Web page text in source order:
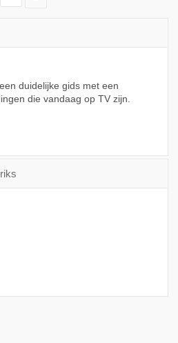
duidelijke gids met een
die vandaag op TV zijn.